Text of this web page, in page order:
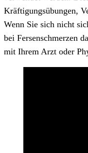
Kräftigungsübungen,
Wenn Sie sich nicht
bei Fersenschmerzen
mit Ihrem Arzt oder